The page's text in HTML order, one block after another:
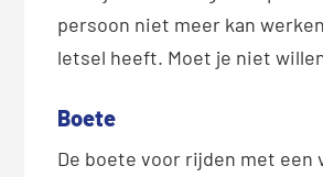
persoon niet meer kan
letsel heeft. Moet je niet
Boete
De boete voor rijden met een